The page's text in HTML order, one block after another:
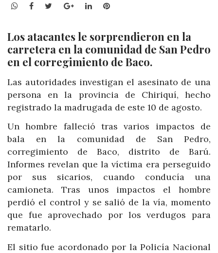
WhatsApp
Facebook
TwitterGoogle+LinkedInPinterest
Los atacantes le sorprendieron en la
carretera en la comunidad de San Pedro
en el corregimiento de Baco.
Las autoridades investigan el asesinato de una
persona en la provincia de Chiriquí, hecho
registrado la madrugada de este 10 de agosto.
Un hombre falleció tras varios impactos de
bala en la comunidad de San Pedro,
corregimiento de Baco, distrito de Barú.
Informes revelan que la víctima era perseguido
por sus sicarios, cuando conducía una
camioneta. Tras unos impactos el hombre
perdió el control y se salió de la vía, momento
que fue aprovechado por los verdugos para
rematarlo.
El sitio fue acordonado por la Policía Nacional